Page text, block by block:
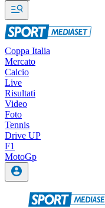
Coppa Italia
Mercato
Calcio
Live
Risultati
Video
Foto
Tennis
Drive UP
F1
MotoGp